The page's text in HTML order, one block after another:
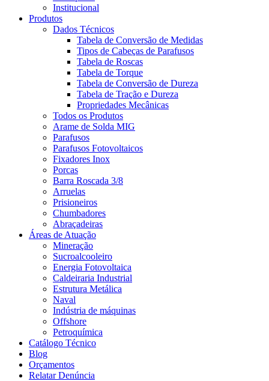
Institucional
Produtos
Dados Técnicos
Tabela de Conversão de Medidas
Tipos de Cabeças de Parafusos
Tabela de Roscas
Tabela de Torque
Tabela de Conversão de Dureza
Tabela de Tração e Dureza
Propriedades Mecânicas
Todos os Produtos
Arame de Solda MIG
Parafusos
Parafusos Fotovoltaicos
Fixadores Inox
Porcas
Barra Roscada 3/8
Arruelas
Prisioneiros
Chumbadores
Abraçadeiras
Áreas de Atuação
Mineração
Sucroalcooleiro
Energia Fotovoltaica
Caldeiraria Industrial
Estrutura Metálica
Naval
Indústria de máquinas
Offshore
Petroquímica
Catálogo Técnico
Blog
Orçamentos
Relatar Denúncia